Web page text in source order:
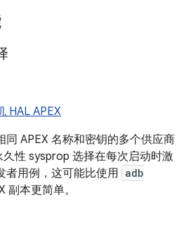
HAL APEX
同 APEX 名称和密钥的多个供应商
性 sysprop 选择在每次启动时激
者用例，这可能比使用 adb
副本更简单。